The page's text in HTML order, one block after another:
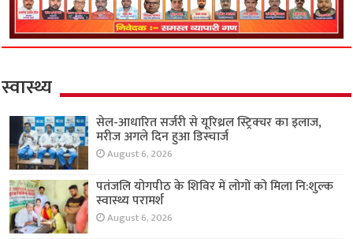
स्वास्थ्य
सेल-आधारित सर्जरी से यूरिथ्रल स्ट्रिक्चर का इलाज,
मरीज अगले दिन हुआ डिस्चार्ज
August 6, 2026
पतंजलि योगपीठ के शिविर में लोगों को मिला नि:शुल्क
स्वास्थ्य परामर्श
August 6, 2026